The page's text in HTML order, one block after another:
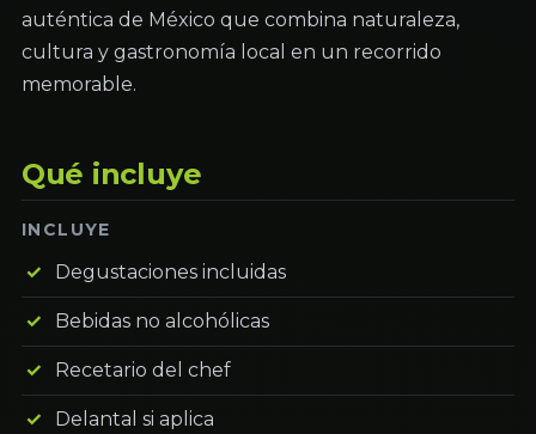
auténtica de México que combina naturaleza,
cultura y gastronomía local en un recorrido
memorable.
Qué incluye
INCLUYE
Degustaciones incluidas
Bebidas no alcohólicas
Recetario del chef
Delantal si aplica